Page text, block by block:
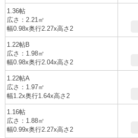
1.36帖
広さ：2.21㎡
幅0.98x奥行2.27x高さ2
1.22帖B
広さ：1.98㎡
幅0.98x奥行2.04x高さ2
1.22帖A
広さ：1.97㎡
幅1.2x奥行1.64x高さ2
1.16帖
広さ：1.88㎡
幅0.99x奥行2.27x高さ2